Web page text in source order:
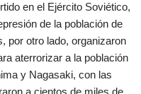
en el Ejército Soviético,
de la población de
por otro lado, organizaron
aterrorizar a la población
y Nagasaki, con las
a cientos de miles de